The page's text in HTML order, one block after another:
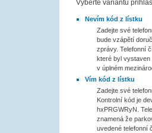
Vyberte variantu
Nevím kód z lístku
Zadejte své
bude vzápětí
zprávy. Telefonní
které byl vystaven
v úplném
Vím kód z lístku
Zadejte své
Kontrolní kód je
hxPRGWRyN.
znamená že
uvedené telefonní